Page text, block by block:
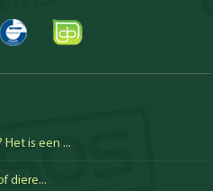
Het is een ...
diere...